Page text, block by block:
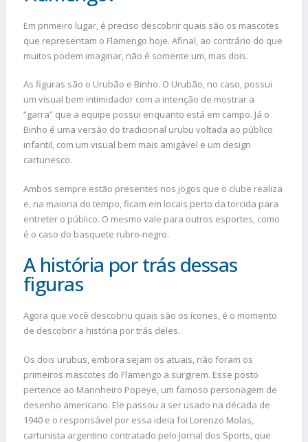
Em primeiro lugar, é preciso descobrir quais são os mascotes
que representam o Flamengo hoje. Afinal, ao contrário do que
muitos podem imaginar, não é somente um, mas dois.
As figuras são o Urubão e Binho. O Urubão, no caso, possui
um visual bem intimidador com a intenção de mostrar a
“garra” que a equipe possui enquanto está em campo. Já o
Binho é uma versão do tradicional urubu voltada ao público
infantil, com um visual bem mais amigável e um design
cartunesco.
Ambos sempre estão presentes nos jogos que o clube realiza
e, na maioria do tempo, ficam em locais perto da torcida para
entreter o público. O mesmo vale para outros esportes, como
é o caso do basquete rubro-negro.
A história por trás dessas
figuras
Agora que você descobriu quais são os ícones, é o momento
de descobrir a história por trás deles.
Os dois urubus, embora sejam os atuais, não foram os
primeiros mascotes do Flamengo a surgirem. Esse posto
pertence ao Marinheiro Popeye, um famoso personagem de
desenho americano. Ele passou a ser usado na década de
1940 e o responsável por essa ideia foi Lorenzo Molas,
cartunista argentino contratado pelo Jornal dos Sports, que